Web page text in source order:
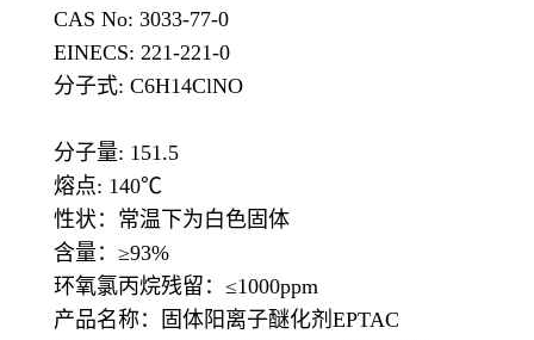
CAS No: 3033-77-0
EINECS: 221-221-0
分子式: C6H14ClNO
分子量: 151.5
熔点: 140℃
性状：常温下为白色固体
含量：≥93%
环氧氯丙烷残留：≤1000ppm
产品名称：固体阳离子醚化剂EPTAC